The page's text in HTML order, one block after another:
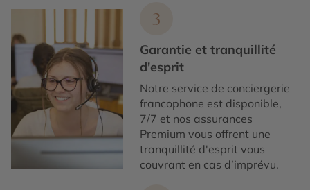
3
Garantie et tranquillité
d'esprit
Notre service de conciergerie
francophone est disponible,
7/7 et nos assurances
Premium vous offrent une
tranquillité d'esprit vous
couvrant en cas d’imprévu.